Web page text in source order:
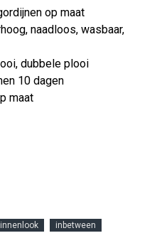
op maat
naadloos, wasbaar,
dubbele plooi
10 dagen
maat
linnenlook
inbetween